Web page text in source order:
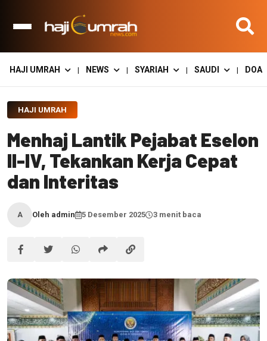
HAJI UMRAH | NEWS | SYARIAH | SAUDI | DOA
HAJI UMRAH
Menhaj Lantik Pejabat Eselon
II-IV, Tekankan Kerja Cepat
dan Interitas
A Oleh admin 5 Desember 2025 3 menit baca